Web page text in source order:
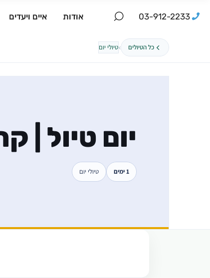
אודות איים ויעדים 03-912-2233
כל הטיולים ›טיולי יום
יום טיול |
1 ימים טיולי יום